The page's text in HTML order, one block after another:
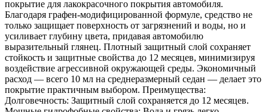
покрытие для лакокрасочного покрытия автомобиля.
Благодаря графен-модифицированной формуле, средство не
только защищает поверхность от загрязнений и воды, но и
усиливает глубину цвета, придавая автомобилю
выразительный глянец. Плотный защитный слой сохраняет
стойкость и защитные свойства до 12 месяцев, минимизируя
воздействие агрессивной окружающей среды. Экономичный
расход — всего 10 мл на среднеразмерный седан — делает это
покрытие практичным выбором. Преимущества:
Долговечность: Защитный слой сохраняется до 12 месяцев.